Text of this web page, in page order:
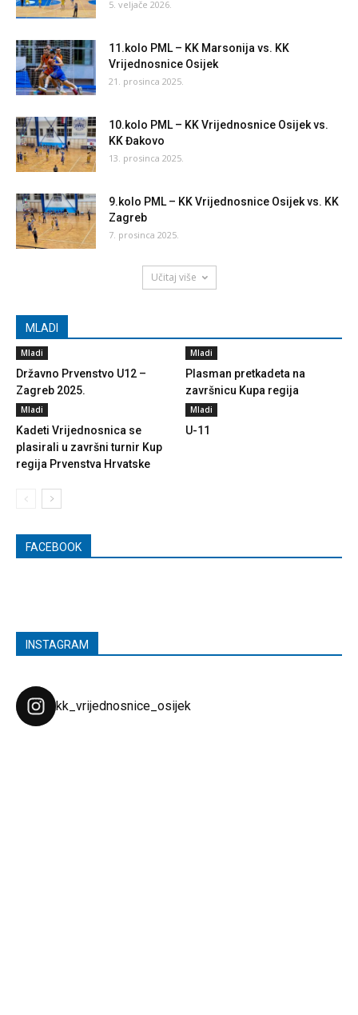
5. veljače 2026.
11.kolo PML – KK Marsonija vs. KK
Vrijednosnice Osijek
21. prosinca 2025.
10.kolo PML – KK Vrijednosnice Osijek vs.
KK Đakovo
13. prosinca 2025.
9.kolo PML – KK Vrijednosnice Osijek vs. KK
Zagreb
7. prosinca 2025.
Učitaj više
MLADI
Mladi
Državno Prvenstvo U12 –
Zagreb 2025.
Mladi
Plasman pretkadeta na
završnicu Kupa regija
Mladi
Kadeti Vrijednosnica se
plasirali u završni turnir Kup
regija Prvenstva Hrvatske
Mladi
U-11
FACEBOOK
INSTAGRAM
kk_vrijednosnice_osijek